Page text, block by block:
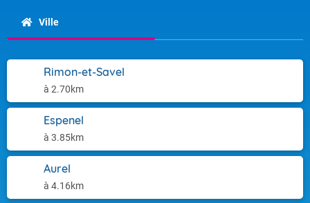
Ville
Rimon-et-Savel
à 2.70km
Espenel
à 3.85km
Aurel
à 4.16km